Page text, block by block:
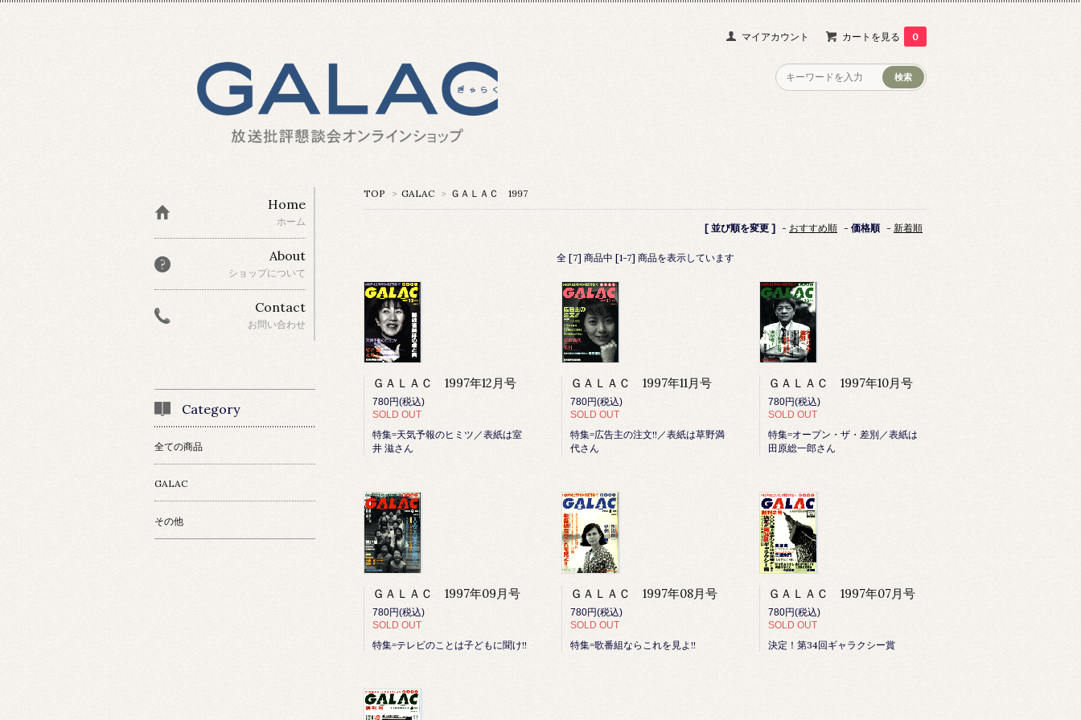
マイアカウント カートを見る 0
TOP > GALAC > ＧＡＬＡＣ 1997
[ 並び順を変更 ] - おすすめ順 - 価格順 - 新着順
全 [7] 商品中 [1-7] 商品を表示しています
ＧＡＬＡＣ 1997年12月号
780円(税込)
SOLD OUT
特集=天気予報のヒミツ／表紙は室
井 滋さん
ＧＡＬＡＣ 1997年11月号
780円(税込)
SOLD OUT
特集=広告主の注文!!／表紙は草野満
代さん
ＧＡＬＡＣ 1997年10月号
780円(税込)
SOLD OUT
特集=オープン・ザ・差別／表紙は
田原総一郎さん
ＧＡＬＡＣ 1997年09月号
780円(税込)
SOLD OUT
特集=テレビのことは子どもに聞け!!
ＧＡＬＡＣ 1997年08月号
780円(税込)
SOLD OUT
特集=歌番組ならこれを見よ!!
ＧＡＬＡＣ 1997年07月号
780円(税込)
SOLD OUT
決定！第34回ギャラクシー賞
Home
ホーム
About
ショップについて
Contact
お問い合わせ
Category
全ての商品
GALAC
その他